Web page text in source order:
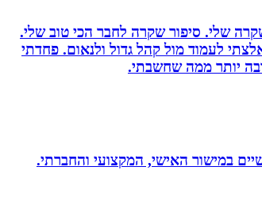
שלי. סיפור שקרה לחבר הכי טוב שלי.
לעמוד מול קהל גדול ולנאום. פחדתי
יותר ממה שחשבתי.